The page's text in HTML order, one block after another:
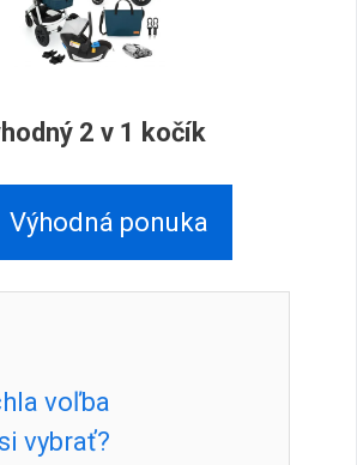
2 v 1 kočík
Výhodná ponuka
voľba
vybrať?